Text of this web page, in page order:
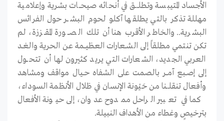
الأجساد المتيبسة وتطلــــق في أنحائه صيحـــات بشرية وإعلامية
مهللة تذكر بالتي يطلقها آكلو لحوم البشـــر حول الفرائس
البشرية.. والخاطر الأقرب هنا أن تلك الصـــورة المقــززة، لم
تكن تنتمي مطلقاً إلى الشــعارات العظيـــمة عن الحرية والغــد
العربي الجديد، الشعارات التي يريد كثيرون لها أن تتحـــول
إلى إصــبع آمـــر بالصمت على الشفاه حــيال مواقف ومشاهد
وأفعال تنقلـــنا من حَيْونة الإنسان في ظلال الأنظمة السوداء،
كما في تعبير الراحل ممدوح عدوان، إلى حيونة الأفعال
بترخيصٍ وغطاء من الأهداف النبيلة.